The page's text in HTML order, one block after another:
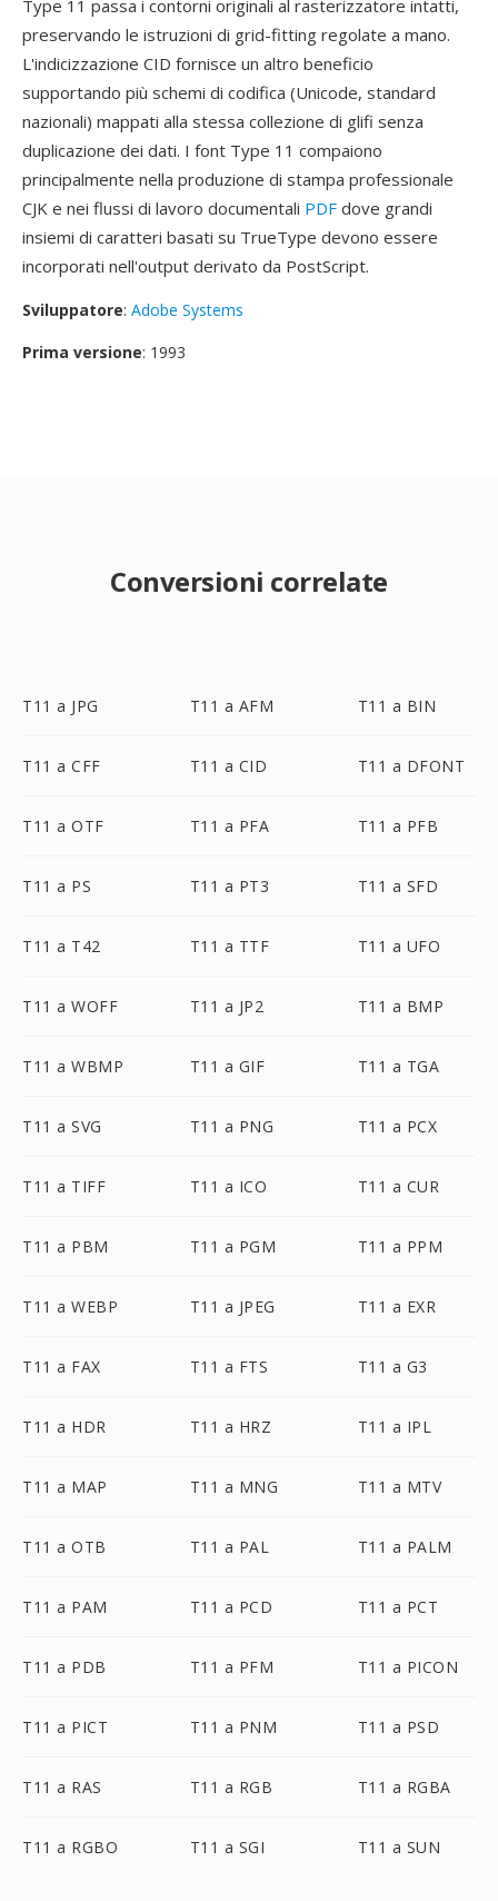
Type 11 passa i contorni originali al rasterizzatore intatti,
preservando le istruzioni di grid-fitting regolate a mano.
L'indicizzazione CID fornisce un altro beneficio
supportando più schemi di codifica (Unicode, standard
nazionali) mappati alla stessa collezione di glifi senza
duplicazione dei dati. I font Type 11 compaiono
principalmente nella produzione di stampa professionale
CJK e nei flussi di lavoro documentali PDF dove grandi
insiemi di caratteri basati su TrueType devono essere
incorporati nell'output derivato da PostScript.
Sviluppatore: Adobe Systems
Prima versione: 1993
Conversioni correlate
T11 a JPG T11 a AFM T11 a BIN
T11 a CFF T11 a CID T11 a DFONT
T11 a OTF T11 a PFA T11 a PFB
T11 a PS T11 a PT3 T11 a SFD
T11 a T42 T11 a TTF T11 a UFO
T11 a WOFF T11 a JP2 T11 a BMP
T11 a WBMP T11 a GIF T11 a TGA
T11 a SVG T11 a PNG T11 a PCX
T11 a TIFF T11 a ICO T11 a CUR
T11 a PBM T11 a PGM T11 a PPM
T11 a WEBP T11 a JPEG T11 a EXR
T11 a FAX T11 a FTS T11 a G3
T11 a HDR T11 a HRZ T11 a IPL
T11 a MAP T11 a MNG T11 a MTV
T11 a OTB T11 a PAL T11 a PALM
T11 a PAM T11 a PCD T11 a PCT
T11 a PDB T11 a PFM T11 a PICON
T11 a PICT T11 a PNM T11 a PSD
T11 a RAS T11 a RGB T11 a RGBA
T11 a RGBO T11 a SGI T11 a SUN